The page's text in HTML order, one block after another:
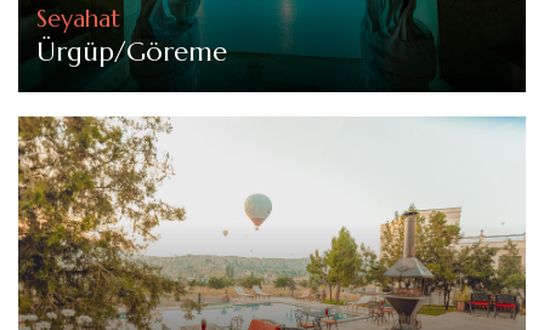
Seyahat
Ürgüp/Göreme